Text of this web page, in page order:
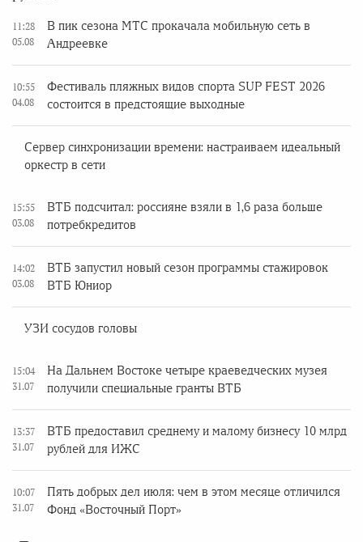
11:28
05.08
В пик сезона МТС прокачала мобильную сеть в
Андреевке
10:55
04.08
Фестиваль пляжных видов спорта SUP FEST 2026
состоится в предстоящие выходные
Сервер синхронизации времени: настраиваем идеальный
оркестр в сети
15:55
03.08
ВТБ подсчитал: россияне взяли в 1,6 раза больше
потребкредитов
14:02
03.08
ВТБ запустил новый сезон программы стажировок
ВТБ Юниор
УЗИ сосудов головы
15:04
31.07
На Дальнем Востоке четыре краеведческих музея
получили специальные гранты ВТБ
13:37
31.07
ВТБ предоставил среднему и малому бизнесу 10 млрд
рублей для ИЖС
10:07
31.07
Пять добрых дел июля: чем в этом месяце отличился
Фонд «Восточный Порт»